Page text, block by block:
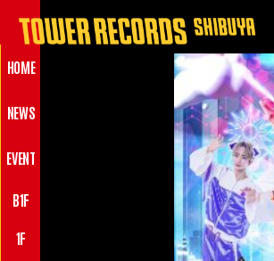
HOME
NEWS
EVENT
B1F
1F